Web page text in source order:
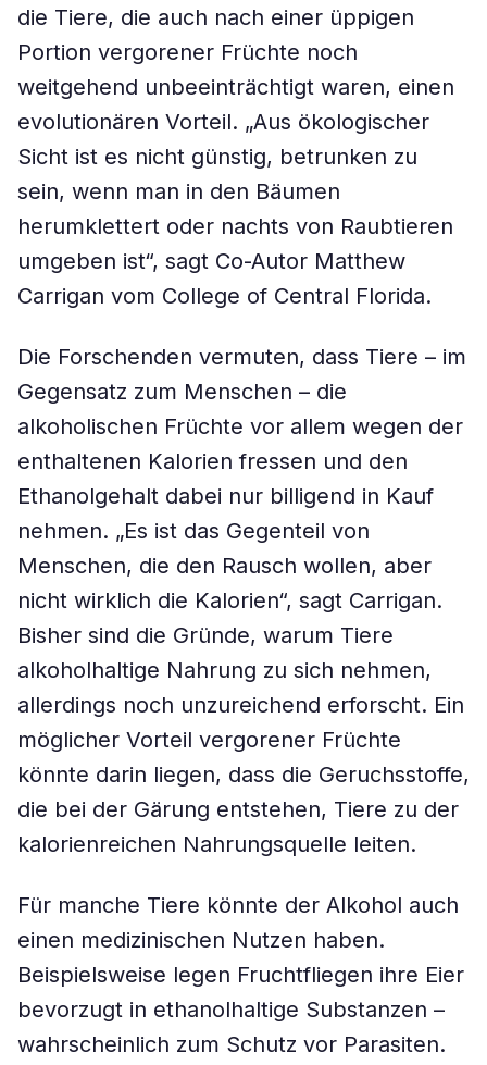
die Tiere, die auch nach einer üppigen
Portion vergorener Früchte noch
weitgehend unbeeinträchtigt waren, einen
evolutionären Vorteil. „Aus ökologischer
Sicht ist es nicht günstig, betrunken zu
sein, wenn man in den Bäumen
herumklettert oder nachts von Raubtieren
umgeben ist“, sagt Co-Autor Matthew
Carrigan vom College of Central Florida.
Die Forschenden vermuten, dass Tiere – im
Gegensatz zum Menschen – die
alkoholischen Früchte vor allem wegen der
enthaltenen Kalorien fressen und den
Ethanolgehalt dabei nur billigend in Kauf
nehmen. „Es ist das Gegenteil von
Menschen, die den Rausch wollen, aber
nicht wirklich die Kalorien“, sagt Carrigan.
Bisher sind die Gründe, warum Tiere
alkoholhaltige Nahrung zu sich nehmen,
allerdings noch unzureichend erforscht. Ein
möglicher Vorteil vergorener Früchte
könnte darin liegen, dass die Geruchsstoffe,
die bei der Gärung entstehen, Tiere zu der
kalorienreichen Nahrungsquelle leiten.
Für manche Tiere könnte der Alkohol auch
einen medizinischen Nutzen haben.
Beispielsweise legen Fruchtfliegen ihre Eier
bevorzugt in ethanolhaltige Substanzen –
wahrscheinlich zum Schutz vor Parasiten.